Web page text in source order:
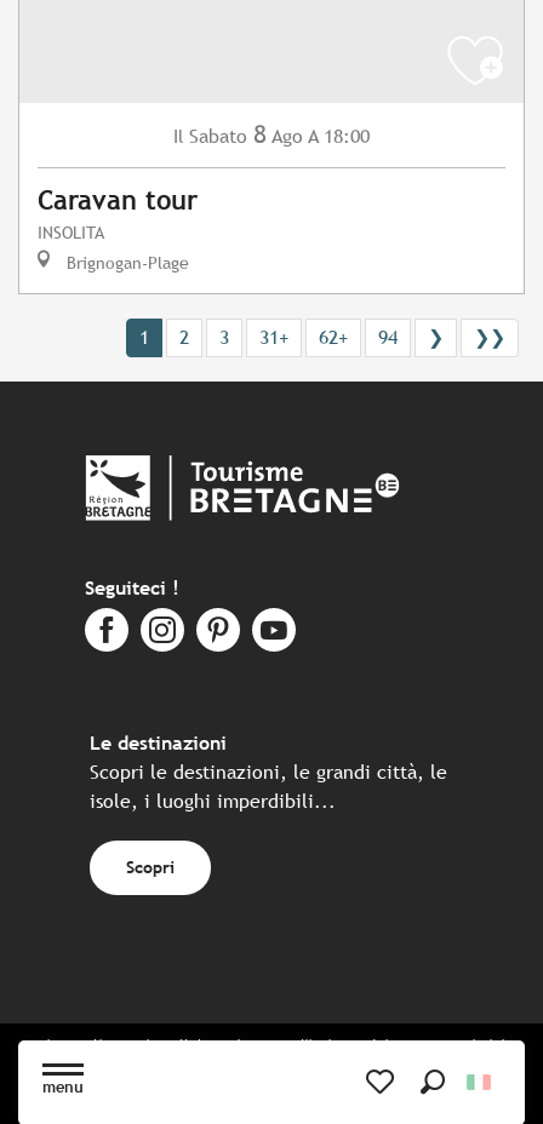
menu
Il Sabato 8 Ago A 18:00
Caravan tour
INSOLITA
Brignogan-Plage
1 2 3 31+ 62+ 94 ❯ ❯❯
Seguiteci !
Le destinazioni
Scopri le destinazioni, le grandi città, le
isole, i luoghi imperdibili...
Scopri
Sito realizzato in collaborazione con l'insieme dei partner turistici